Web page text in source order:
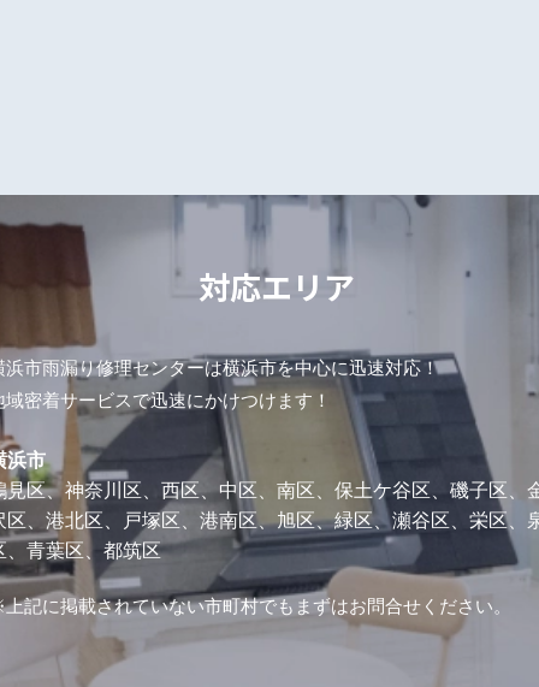
対応エリア
浜市雨漏り修理センターは横浜市を中心に迅速対応！
域密着サービスで迅速にかけつけます！
浜市
見区、神奈川区、西区、中区、南区、保土ケ谷区、磯子区、
区、港北区、戸塚区、港南区、旭区、緑区、瀬谷区、栄区、
、青葉区、都筑区
記に掲載されていない市町村でもまずはお問合せください。